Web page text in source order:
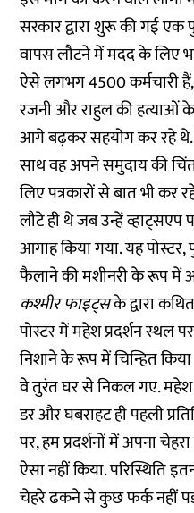
सरकार द्वारा शुरू की गई एक
वापस लौटने में मदद के लिए
ऐसे लगभग 4500 कर्मचारी
रजनी और राहुल की हत्याओं
आगे बढ़कर सहयोग कर रहे
साथ वह अपने समुदाय की
लिए पत्रकारों से बात भी कर
लौटे ही थे जब उन्हें व्हाट्सएप
आगाह किया गया. यह पोस्टर,
फैलाने की मशीनरीके रूप में
कश्मीर फाइट्सके द्वारा
पोस्टर में महेश प्रदर्शन स्थल
निशाने के रूप में चिन्हित
वे तुरंत घर से निकल गए. महेश
डर और घबराहट ही पहली
पर, हम प्रदर्शनों में अपना
ऐसा नहीं किया. परिस्थिति
चेहरे ढकने से कुछ फर्क नहीं